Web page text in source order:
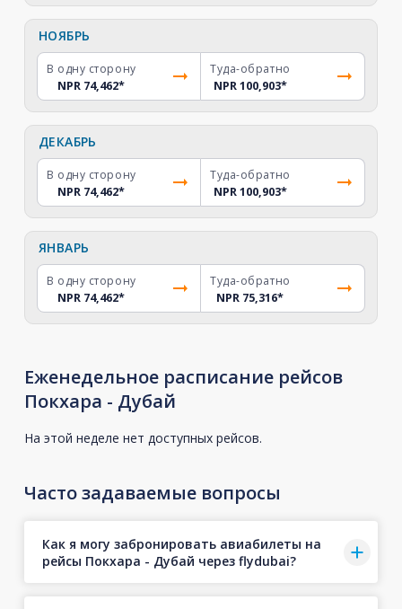
НОЯБРЬ
В одну сторону
NPR 74,462*
Туда-обратно
NPR 100,903*
ДЕКАБРЬ
В одну сторону
NPR 74,462*
Туда-обратно
NPR 100,903*
ЯНВАРЬ
В одну сторону
NPR 74,462*
Туда-обратно
NPR 75,316*
Еженедельное расписание рейсов
Покхара - Дубай
На этой неделе нет доступных рейсов.
Часто задаваемые вопросы
Как я могу забронировать авиабилеты на
рейсы Покхара - Дубай через flydubai?